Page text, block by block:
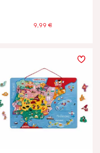
9,99 €